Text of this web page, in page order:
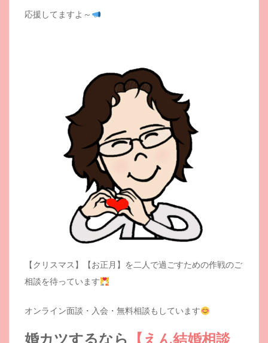
応援してますよ～
【クリスマス】【お正月】を二人で過ごすための作戦のご
相談を待っています
オンライン面談・入会・無料相談もしています